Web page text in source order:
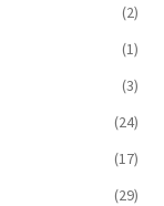
(2)
(1)
(3)
(24)
(17)
(29)